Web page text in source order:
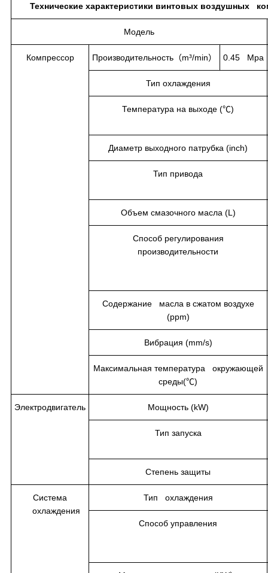
Технические характеристики винтовых воздушных
Модель
Компрессор Производительность（m³/min） 0.45 Mpa
Тип охлаждения
Температура на выходе (℃)
Диаметр выходного патрубка (inch)
Тип привода
Объем смазочного масла (L)
Способ регулирования
производительности
Содержание масла в сжатом воздухе
(ppm)
Вибрация (mm/s)
Максимальная температура окружающей
среды(℃)
Электродвигатель Мощность (kW)
Тип запуска
Степень защиты
Система
охлаждения
Тип охлаждения
Способ управления